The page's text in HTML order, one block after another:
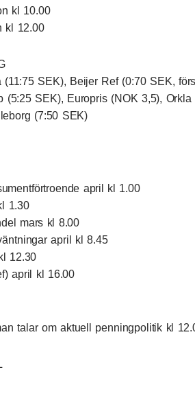
kl 10.00
kl 12.00
(11:75 SEK), Beijer Ref (0:70 SEK,
(5:25 SEK), Europris (NOK 3,5), Orkla
(7:50 SEK)
april kl 1.00
1.30
mars kl 8.00
april kl 8.45
12.30
april kl 16.00
talar om aktuell penningpolitik kl